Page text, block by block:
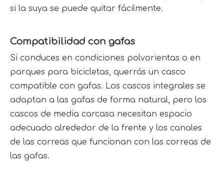
si la suya se puede quitar fácilmente.
Compatibilidad con gafas
Si conduces en condiciones polvorientas o en
parques para bicicletas, querrás un casco
compatible con gafas. Los cascos integrales se
adaptan a las gafas de forma natural, pero los
cascos de media carcasa necesitan espacio
adecuado alrededor de la frente y los canales
de las correas que funcionan con las correas de
las gafas.